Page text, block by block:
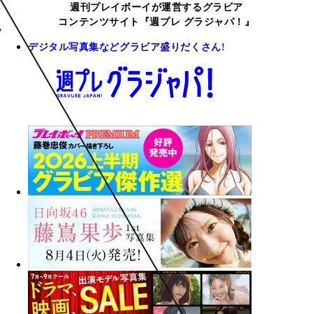
週刊プレイボーイが運営するグラビア
コンテンツサイト『週プレ グラジャパ！』
デジタル写真集などグラビア盛りだくさん!